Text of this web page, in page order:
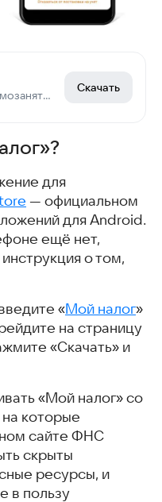
Приложение для самозанятых
Скачать
для
— официальном
для Android.
ещё нет,
о том,
«Мой налог»
на страницу
«Скачать» и
«Мой налог» со
которые
сайте ФНС
скрыты
ресурсы, и
в пользу